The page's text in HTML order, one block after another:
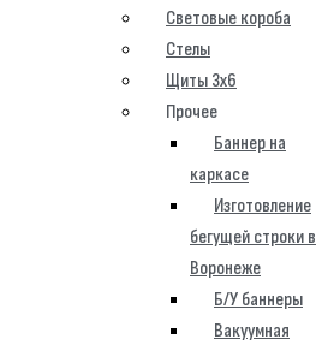
Световые короба
Стелы
Щиты 3х6
Прочее
Баннер на
каркасе
Изготовление
бегущей строки в
Воронеже
Б/У баннеры
Вакуумная